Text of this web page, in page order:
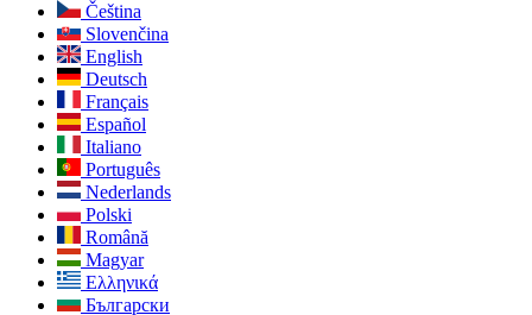
Čeština
Slovenčina
English
Deutsch
Français
Español
Italiano
Português
Nederlands
Polski
Română
Magyar
Ελληνικά
Български